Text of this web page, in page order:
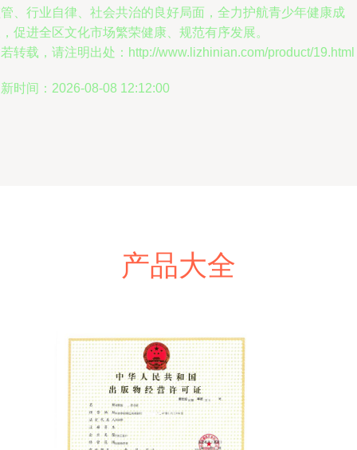
、行业自律、社会共治的良好局面，全力护航青少年健康成
促进全区文化市场繁荣健康、规范有序发展。
转载，请注明出处：http://www.lizhinian.com/product/19.html
时间：2026-08-08 12:12:00
产品大全